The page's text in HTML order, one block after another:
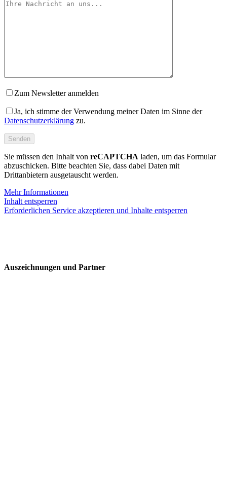
Zum Newsletter anmelden
Ja, ich stimme der Verwendung meiner Daten im Sinne der
Datenschutzerklärung zu.
Sie müssen den Inhalt von reCAPTCHA laden, um das Formular
abzuschicken. Bitte beachten Sie, dass dabei Daten mit
Drittanbietern ausgetauscht werden.
Mehr Informationen
Inhalt entsperren
Erforderlichen Service akzeptieren und Inhalte entsperren
Auszeichnungen und Partner